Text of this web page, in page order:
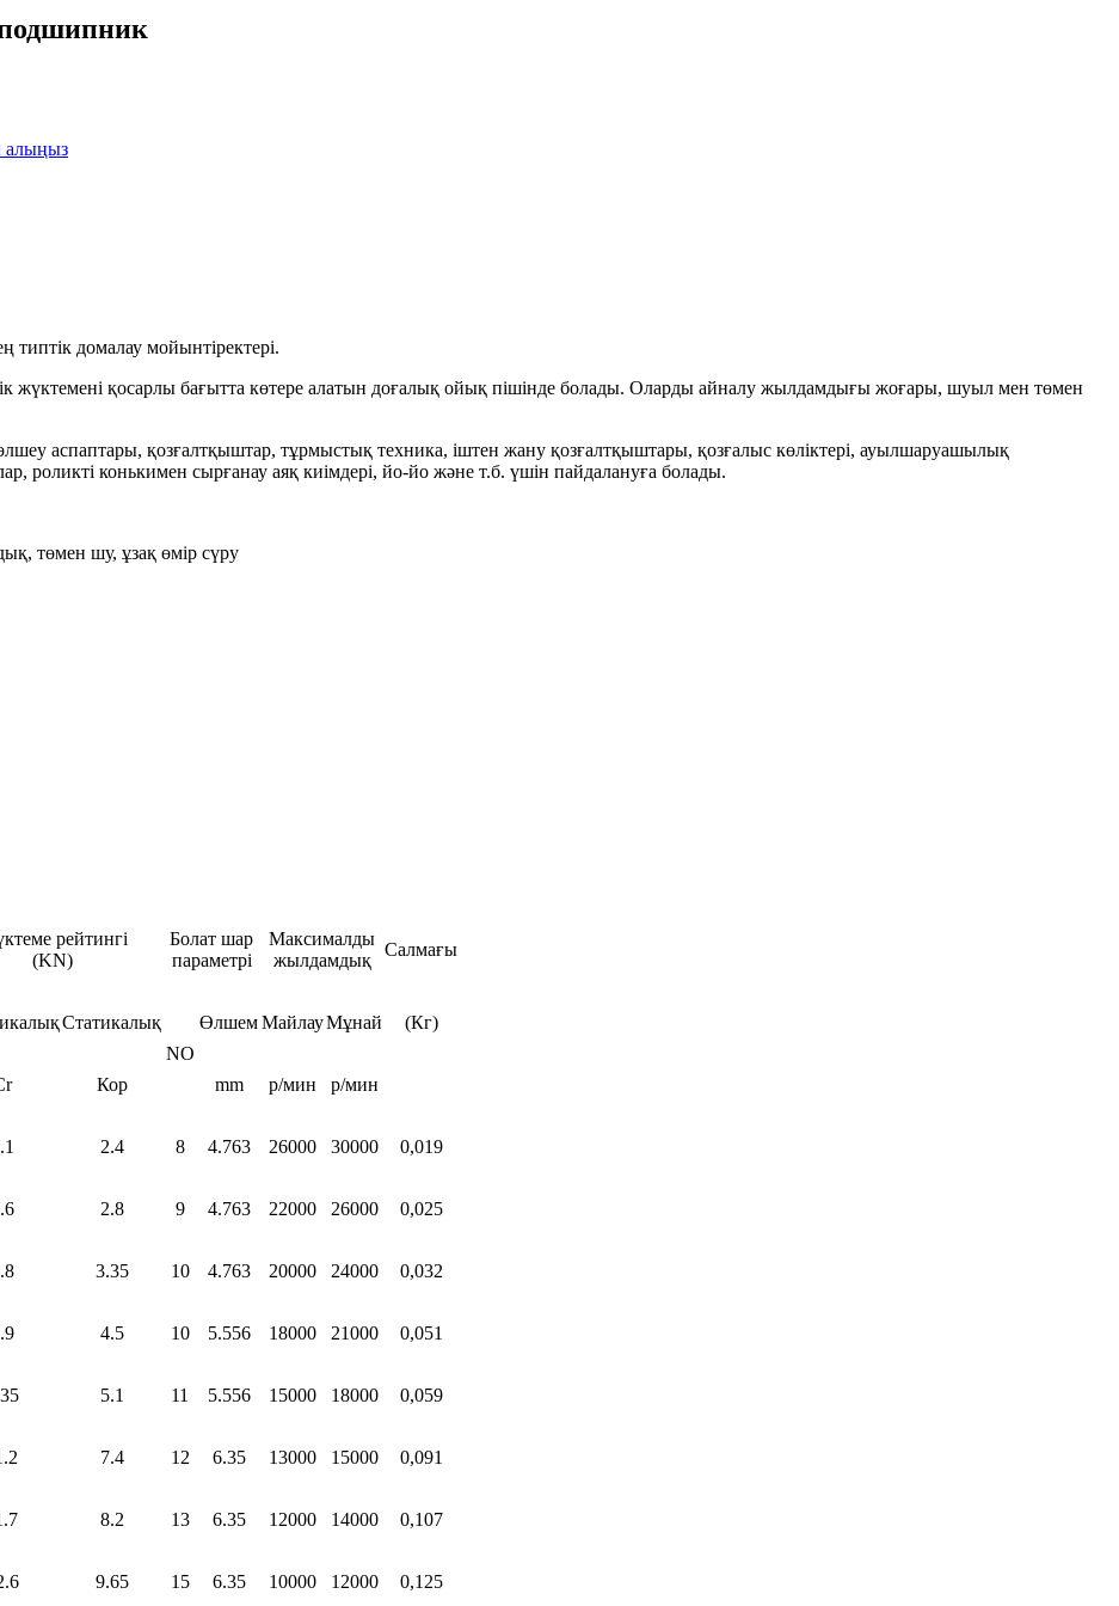
алыңыз
домалау мойынтіректері.
жүктемені қосарлы бағытта көтере алатын доғалық ойық пішінде болады. Оларды айналу жылдамдығы жоғары, шуыл мен төмен
аспаптары, қозғалтқыштар, тұрмыстық техника, іштен жану қозғалтқыштары, қозғалыс көліктері, ауылшаруашылық
конькимен сырғанау аяқ киімдері, йо-йо және т.б. үшін пайдалануға болады.
төмен шу, ұзақ өмір сүру
рейтингі
(KN)
Болат шар
параметрі
Максималды
жылдамдық
Салмағы
Статикалық
NO
ӨлшемМайлауМұнай (Кг)
Кор mm р/мин р/мин
2.4 8 4.763 26000 30000 0,019
2.8 9 4.763 22000 26000 0,025
3.35 10 4.763 20000 24000 0,032
4.5 10 5.556 18000 21000 0,051
5.1 11 5.556 15000 18000 0,059
7.4 12 6.35 13000 15000 0,091
8.2 13 6.35 12000 14000 0,107
9.65 15 6.35 10000 12000 0,125